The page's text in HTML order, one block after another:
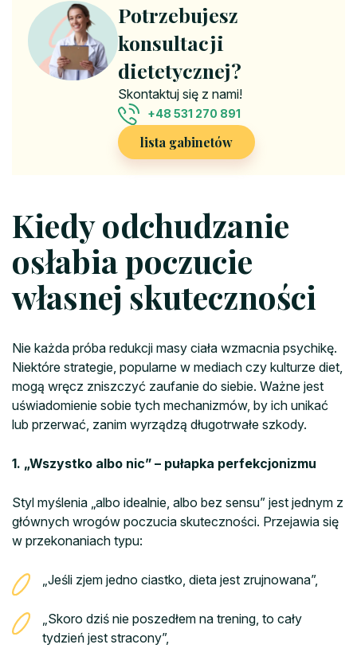
Potrzebujesz
konsultacji
dietetycznej?
Skontaktuj się z nami!
+48 531 270 891
lista gabinetów
Kiedy odchudzanie
osłabia poczucie
własnej skuteczności
Nie każda próba redukcji masy ciała wzmacnia psychikę.
Niektóre strategie, popularne w mediach czy kulturze diet,
mogą wręcz zniszczyć zaufanie do siebie. Ważne jest
uświadomienie sobie tych mechanizmów, by ich unikać
lub przerwać, zanim wyrządzą długotrwałe szkody.
1. „Wszystko albo nic” – pułapka perfekcjonizmu
Styl myślenia „albo idealnie, albo bez sensu” jest jednym z
głównych wrogów poczucia skuteczności. Przejawia się
w przekonaniach typu:
„Jeśli zjem jedno ciastko, dieta jest zrujnowana”,
„Skoro dziś nie poszedłem na trening, to cały
tydzień jest stracony”,